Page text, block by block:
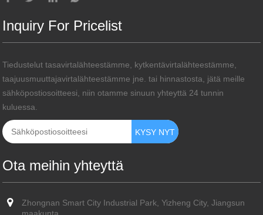
Inquiry For Pricelist
Tiedustelut tasavirtalähteestämme, kytkentävirtalähteestämme,
taajuusmuuttajavirtalähteestämme jne. tai hinnastosta, jätä meille
sähköpostiosoitteesi, niin otamme sinuun yhteyttä 24 tunnin
kuluessa.
Ota meihin yhteyttä
Zhongnan Smart City Industrial Park, Yizheng City, Jiangsun